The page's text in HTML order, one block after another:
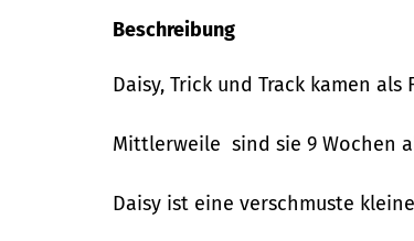
Beschreibung
Daisy, Trick und Track kamen als
Mittlerweile sind sie 9 Wochen
Daisy ist eine verschmuste